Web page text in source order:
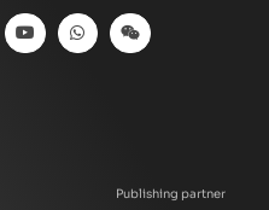
Publishing partner